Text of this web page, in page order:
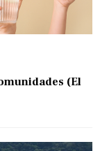
(El